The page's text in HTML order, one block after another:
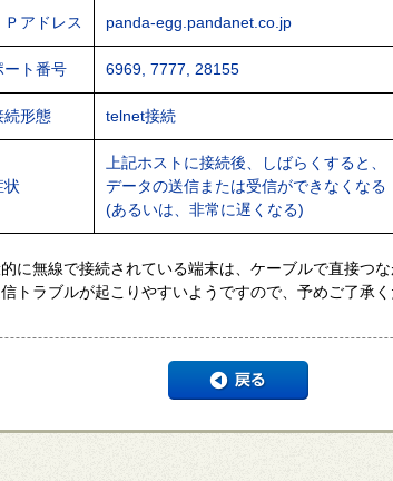
Ｐアドレス panda-egg.pandanet.co.jp
ート番号 6969, 7777, 28155
続形態 telnet接続
状
上記ホストに接続後、しばらくすると、
データの送信または受信ができなくなる
(あるいは、非常に遅くなる)
無線で接続されている端末は、ケーブルで直接つな
ラブルが起こりやすいようですので、予めご了承く